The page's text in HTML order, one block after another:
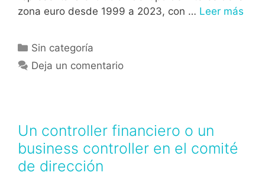
zona euro desde 1999 a 2023, con … Leer más
Sin categoría
Deja un comentario
Un controller financiero o un
business controller en el comité
de dirección